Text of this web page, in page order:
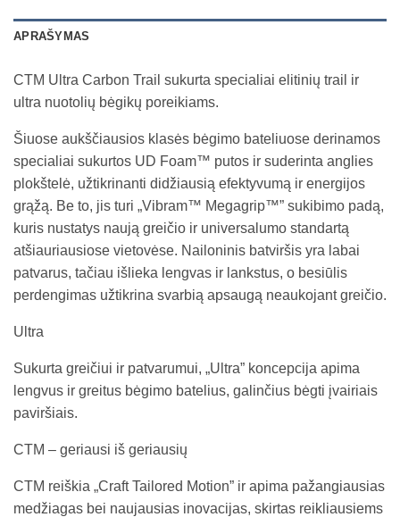
APRAŠYMAS
CTM Ultra Carbon Trail sukurta specialiai elitinių trail ir
ultra nuotolių bėgikų poreikiams.
Šiuose aukščiausios klasės bėgimo bateliuose derinamos
specialiai sukurtos UD Foam™ putos ir suderinta anglies
plokštelė, užtikrinanti didžiausią efektyvumą ir energijos
grąžą. Be to, jis turi „Vibram™ Megagrip™” sukibimo padą,
kuris nustatys naują greičio ir universalumo standartą
atšiauriausiose vietovėse. Nailoninis batviršis yra labai
patvarus, tačiau išlieka lengvas ir lankstus, o besiūlis
perdengimas užtikrina svarbią apsaugą neaukojant greičio.
Ultra
Sukurta greičiui ir patvarumui, „Ultra” koncepcija apima
lengvus ir greitus bėgimo batelius, galinčius bėgti įvairiais
paviršiais.
CTM – geriausi iš geriausių
CTM reiškia „Craft Tailored Motion” ir apima pažangiausias
medžiagas bei naujausias inovacijas, skirtas reikliausiems